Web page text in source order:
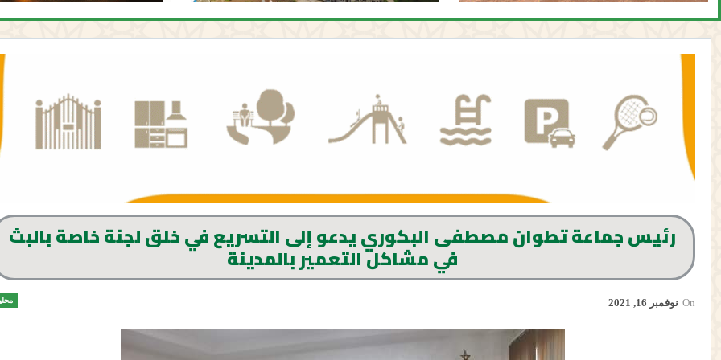
رئيس جماعة تطوان مصطفى البكوري يدعو إلى التسريع في خلق لجنة خاصة بالبث
في مشاكل التعمير بالمدينة
On نوفمبر 16, 2021